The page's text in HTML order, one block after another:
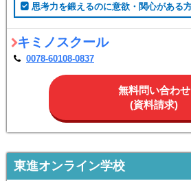
思考力を鍛えるのに意欲・関心がある
キミノスクール
0078-60108-0837
無料問い合わせ
(資料請求)
東進オンライン学校